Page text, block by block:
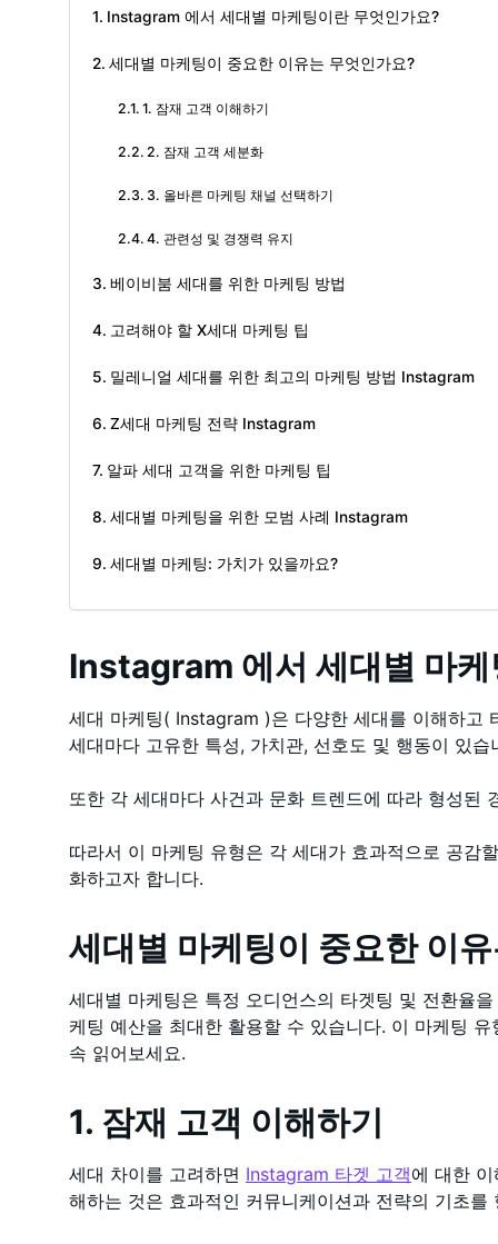
Instagram 에서 세대별 마케팅이란 무엇인가요?
세대별 마케팅이 중요한 이유는 무엇인가요?
1. 잠재 고객 이해하기
2. 잠재 고객 세분화
3. 올바른 마케팅 채널 선택하기
4. 관련성 및 경쟁력 유지
베이비붐 세대를 위한 마케팅 방법
고려해야 할 X세대 마케팅 팁
밀레니얼 세대를 위한 최고의 마케팅 방법 Instagram
Z세대 마케팅 전략 Instagram
알파 세대 고객을 위한 마케팅 팁
세대별 마케팅을 위한 모범 사례 Instagram
세대별 마케팅: 가치가 있을까요?
Instagram 에서 세대별 마
세대 마케팅( Instagram )은 다양한 세대를 이해하고
세대마다 고유한 특성, 가치관, 선호도 및 행동이 있
또한 각 세대마다 사건과 문화 트렌드에 따라 형성된
따라서 이 마케팅 유형은 각 세대가 효과적으로 공감
화하고자 합니다.
세대별 마케팅이 중요한 이
세대별 마케팅은 특정 오디언스의 타겟팅 및 전환율
케팅 예산을 최대한 활용할 수 있습니다. 이 마케팅
속 읽어보세요.
1. 잠재 고객 이해하기
세대 차이를 고려하면 Instagram 타겟 고객에 대한
해하는 것은 효과적인 커뮤니케이션과 전략의 기초